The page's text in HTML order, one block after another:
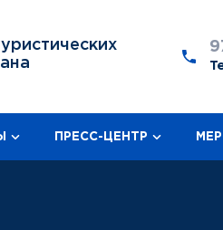
ПРЕСС-ЦЕНТР